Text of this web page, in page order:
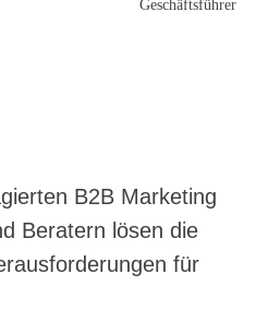
Geschäftsführer
B2B Marketing
Beratern lösen die
für